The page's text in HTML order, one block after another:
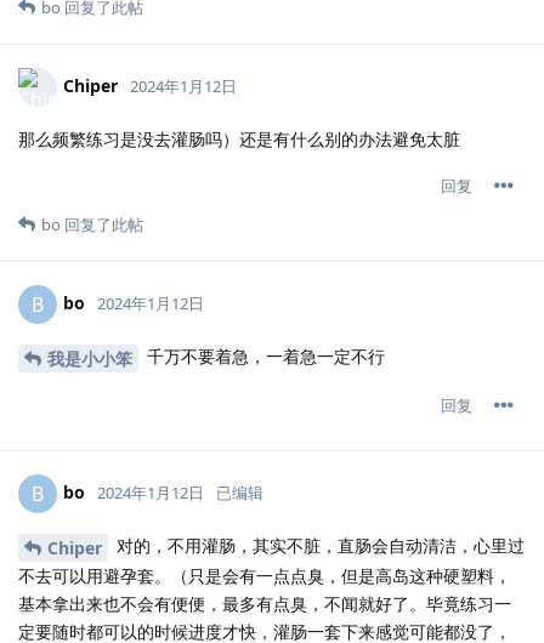
bo 回复了此帖
Chiper 2024年1月12日
那么频繁练习是没去灌肠吗）还是有什么别的办法避免太脏
回复
bo 回复了此帖
B bo 2024年1月12日
我是小小笨 千万不要着急，一着急一定不行
回复
B bo 2024年1月12日 已编辑
Chiper
对的，不用灌肠，其实不脏，直肠会自动清洁，心里过
不去可以用避孕套。（只是会有一点点臭，但是高岛这种硬塑料，
基本拿出来也不会有便便，最多有点臭，不闻就好了。毕竟练习一
定要随时都可以的时候进度才快，灌肠一套下来感觉可能都没了，